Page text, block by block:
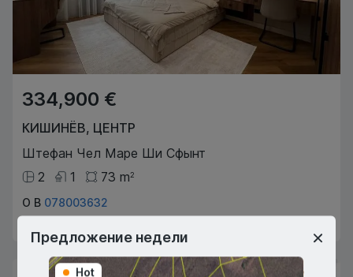
334,900 €
КИШИНЁВ, ЦЕНТР
Штефан Чел Маре Ши Сфынт
2
1 73 m2
О В 078003632
Агент по недвижимости
Предложение недели
Hot